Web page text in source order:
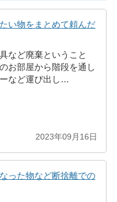
い物をまとめて頼んだ
など廃棄ということ
お部屋から階段を通し
など運び出し…
2023年09月16日
った物など断捨離での